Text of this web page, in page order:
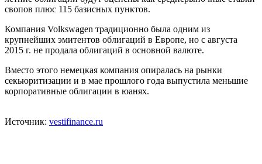
свопов плюс 115 базисных пунктов.
Компания Volkswagen традиционно была одним из
крупнейших эмитентов облигаций в Европе, но с августа
2015 г. не продала облигаций в основной валюте.
Вместо этого немецкая компания опиралась на рынки
секьюритизации и в мае прошлого года выпустила меньшие
корпоративные облигации в юанях.
Источник: vestifinance.ru